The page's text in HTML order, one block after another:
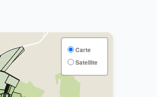
Carte
Satellite